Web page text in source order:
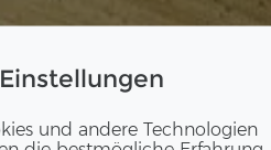
und andere Technologien